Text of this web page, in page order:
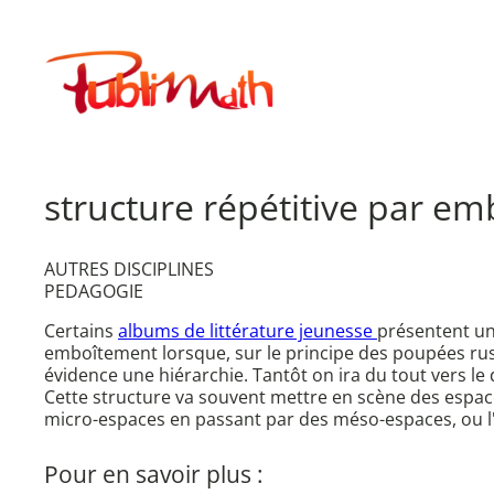
contenuPublimath
structure répétitive par
AUTRES DISCIPLINES
PEDAGOGIE
Certains albums de littérature jeunesse présentent
emboîtement lorsque, sur le principe des poupées
évidence une hiérarchie. Tantôt on ira du tout vers
Cette structure va souvent mettre en scène des
micro-espaces en passant par des méso-espaces, ou
Pour en savoir plus :